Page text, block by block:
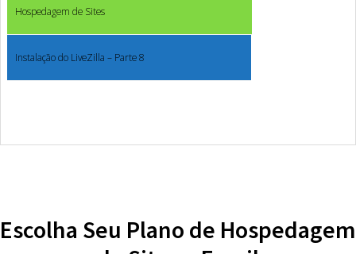
Hospedagem de Sites
Instalação do LiveZilla – Parte 8
Escolha Seu Plano de Hospedagem